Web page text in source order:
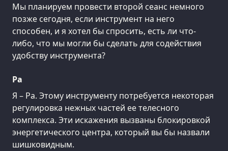
Мы планируем провести второй сеанс немного
позже сегодня, если инструмент на него
способен, и я хотел бы спросить, есть ли что-
либо, что мы могли бы сделать для содействия
удобству инструмента?
Ра
Я – Ра. Этому инструменту потребуется некоторая
регулировка нежных частей ее телесного
комплекса. Эти искажения вызваны блокировкой
энергетического центра, который вы бы назвали
шишковидным.